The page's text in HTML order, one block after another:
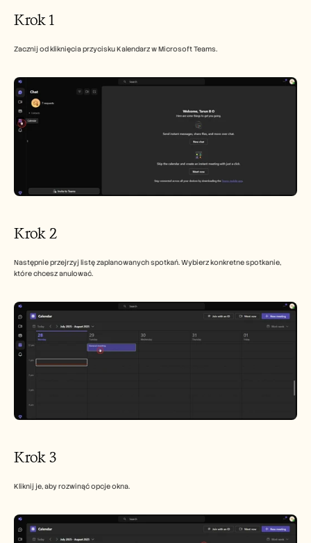
Krok 1
Zacznij od kliknięcia przycisku Kalendarz w Microsoft Teams.
Krok 2
Następnie przejrzyj listę zaplanowanych spotkań. Wybierz konkretne spotkanie,
które chcesz anulować.
Krok 3
Kliknij je, aby rozwinąć opcje okna.